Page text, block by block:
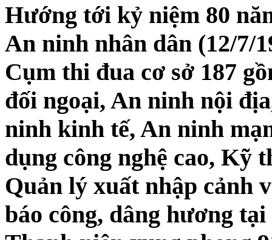
Hướng tới kỷ niệm 80
An ninh nhân dân (12/7/
Cụm thi đua cơ sở 187
đối ngoại, An ninh nội
ninh kinh tế, An ninh
dụng công nghệ cao, Kỹ
Quản lý xuất nhập cảnh
báo công, dâng hương